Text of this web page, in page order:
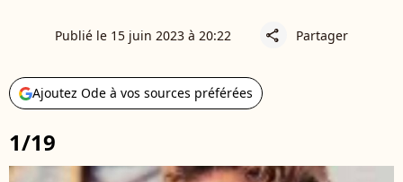
Publié le 15 juin 2023 à 20:22 share Partager
Ajoutez Ode à vos sources préférées
1/19